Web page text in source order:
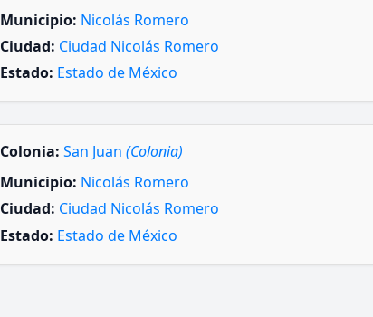
Municipio: Nicolás Romero
Ciudad: Ciudad Nicolás Romero
Estado: Estado de México
Colonia: San Juan (Colonia)
Municipio: Nicolás Romero
Ciudad: Ciudad Nicolás Romero
Estado: Estado de México